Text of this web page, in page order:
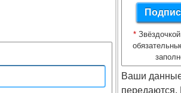
*
Ваши